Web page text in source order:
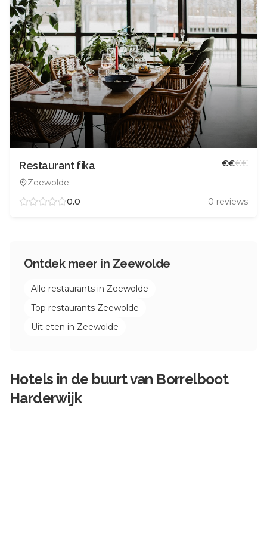
Restaurant fika
Zeewolde
€€€€
0.0 0 reviews
Ontdek meer in Zeewolde
Alle restaurants in Zeewolde
Top restaurants Zeewolde
Uit eten in Zeewolde
Hotels in de buurt van Borrelboot
Harderwijk